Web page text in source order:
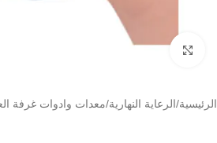
الرئيسية/الرعاية النهارية/معدات وادوات غرفة